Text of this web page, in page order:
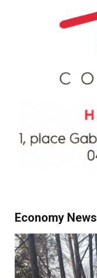
Economy News